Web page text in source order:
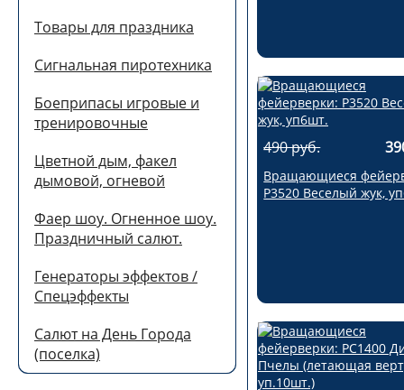
Товары для праздника
Сигнальная пиротехника
Боеприпасы игровые и
тренировочные
Цветной дым, факел
дымовой, огневой
Фаер шоу. Огненное шоу.
Праздничный салют.
Генераторы эффектов /
Спецэффекты
Салют на День Города
(поселка)
490 руб.
Вращающиеся
Р3520 Веселый жук,